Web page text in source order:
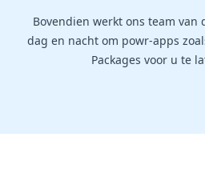
Bovendien werkt ons team
dag en nacht om powr-apps
Packages voor u te